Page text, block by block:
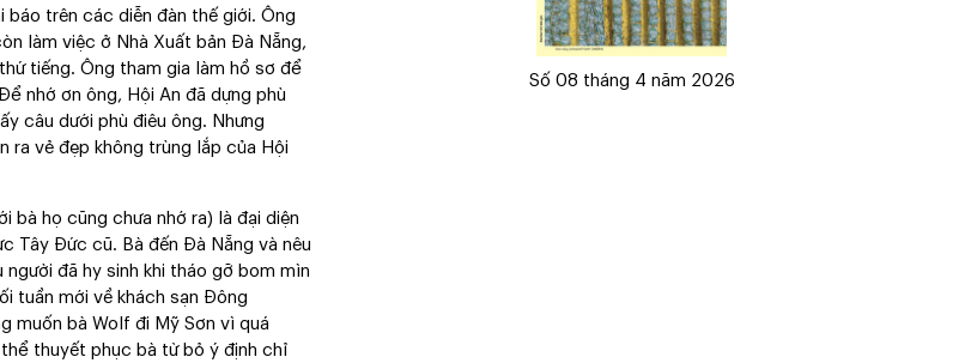
báo trên các diễn đàn thế giới. Ông
làm việc ở Nhà Xuất bản Đà Nẵng,
tiếng. Ông tham gia làm hồ sơ để
nhớ ơn ông, Hội An đã dựng phù
câu dưới phù điêu ông. Nhưng
ra vẻ đẹp không trùng lắp của Hội
bà họ cũng chưa nhớ ra) là đại diện
Tây Đức cũ. Bà đến Đà Nẵng và nêu
đã hy sinh khi tháo gỡ bom mìn
tuần mới về khách sạn Đông
muốn bà Wolf đi Mỹ Sơn vì quá
thuyết phục bà từ bỏ ý định chỉ
Số 08 tháng 4 năm 2026